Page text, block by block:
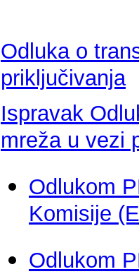
Odluka o
priključivanja
Ispravak
mreža u vezi
Odlukom
Komisije
Odlukom